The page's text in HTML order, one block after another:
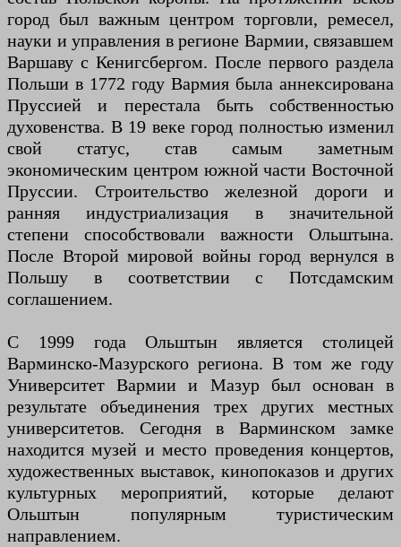
город был важным центром торговли, ремесел,
науки и управления в регионе Вармии, связавшем
Варшаву с Кенигсбергом. После первого раздела
Польши в 1772 году Вармия была аннексирована
Пруссией и перестала быть собственностью
духовенства. В 19 веке город полностью изменил
свой статус, став самым заметным
экономическим центром южной части Восточной
Пруссии. Строительство железной дороги и
ранняя индустриализация в значительной
степени способствовали важности Ольштына.
После Второй мировой войны город вернулся в
Польшу в соответствии с Потсдамским
соглашением.
С 1999 года Ольштын является столицей
Варминско-Мазурского региона. В том же году
Университет Вармии и Мазур был основан в
результате объединения трех других местных
университетов. Сегодня в Варминском замке
находится музей и место проведения концертов,
художественных выставок, кинопоказов и других
культурных мероприятий, которые делают
Ольштын популярным туристическим
направлением.